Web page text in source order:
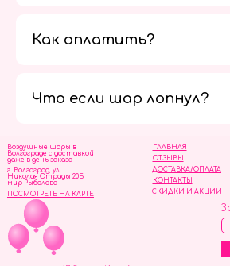
Как оплатить?
Что если шар лопнул?
ОТЗЫВЫ
ГЛАВНАЯ
ДОСТАВКА/ОПЛАТА
СКИДКИ И АКЦИИ
КОНТАКТЫ
Воздушные шары в
Волгограде с доставкой
даже в день заказа
г. Волгоград, ул.
Николая Отрады 20Б,
мир Рыболова
ПОСМОТРЕТЬ НА КАРТЕ